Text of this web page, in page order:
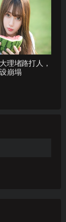
理堵路打人，
崩塌